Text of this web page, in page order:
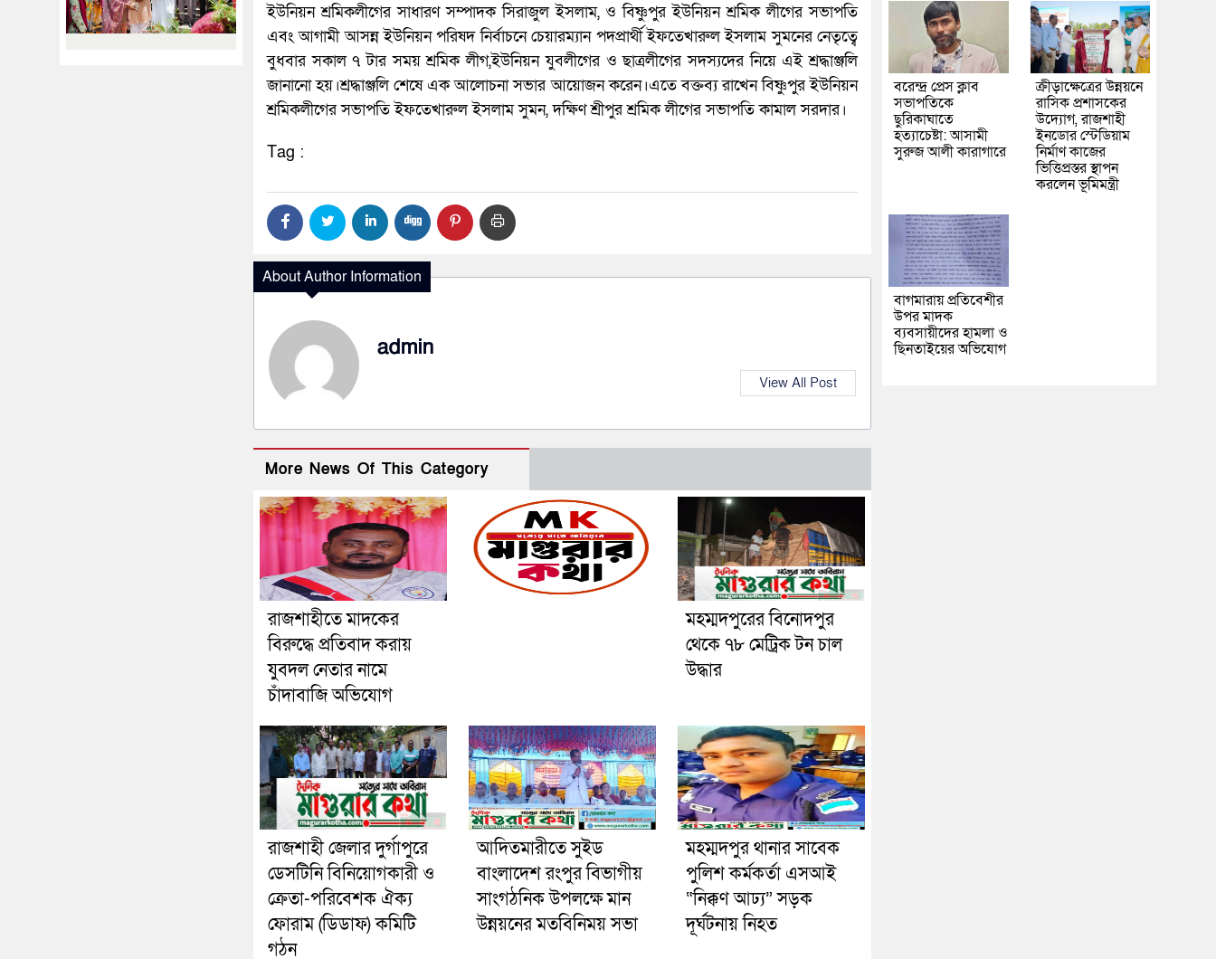
ইউনিয়ন শ্রমিকলীগের সাধারণ সম্পাদক সিরাজুল ইসলাম, ও বিষ্ণুপুর ইউনিয়ন শ্রমিক লীগের সভাপতি
এবং আগামী আসন্ন ইউনিয়ন পরিষদ নির্বাচনে চেয়ারম্যান পদপ্রার্থী ইফতেখারুল ইসলাম সুমনের নেতৃত্বে
বুধবার সকাল ৭ টার সময় শ্রমিক লীগ,ইউনিয়ন যুবলীগের ও ছাত্রলীগের সদস্যদের নিয়ে এই শ্রদ্ধাঞ্জলি
জানানো হয়।শ্রদ্ধাঞ্জলি শেষে এক আলোচনা সভার আয়োজন করেন।এতে বক্তব্য রাখেন বিষ্ণুপুর ইউনিয়ন
শ্রমিকলীগের সভাপতি ইফতেখারুল ইসলাম সুমন, দক্ষিণ শ্রীপুর শ্রমিক লীগের সভাপতি কামাল সরদার।
Tag :
About Author Information
admin
View All Post
More News Of This Category
রাজশাহীতে মাদকের
বিরুদ্ধে প্রতিবাদ করায়
যুবদল নেতার নামে
চাঁদাবাজি অভিযোগ
মহম্মদপুরের বিনোদপুর
থেকে ৭৮ মেট্রিক টন চাল
উদ্ধার
রাজশাহী জেলার দুর্গাপুরে
ডেসটিনি বিনিয়োগকারী ও
ক্রেতা-পরিবেশক ঐক্য
ফোরাম (ডিডাফ) কমিটি
গঠন
আদিতমারীতে সুইড
বাংলাদেশ রংপুর বিভাগীয়
সাংগঠনিক উপলক্ষে মান
উন্নয়নের মতবিনিময় সভা
মহম্মদপুর থানার সাবেক
পুলিশ কর্মকর্তা এসআই
“নিক্কণ আঢ্য” সড়ক
দূর্ঘটনায় নিহত
বরেন্দ্র প্রেস ক্লাব
সভাপতিকে
ছুরিকাঘাতে
হত্যাচেষ্টা: আসামী
সুরুজ আলী কারাগারে
ক্রীড়াক্ষেত্রের উন্নয়নে
রাসিক প্রশাসকের
উদ্যোগ, রাজশাহী
ইনডোর স্টেডিয়াম
নির্মাণ কাজের
ভিত্তিপ্রস্তর স্থাপন
করলেন ভূমিমন্ত্রী
বাগমারায় প্রতিবেশীর
উপর মাদক
ব্যবসায়ীদের হামলা ও
ছিনতাইয়ের অভিযোগ